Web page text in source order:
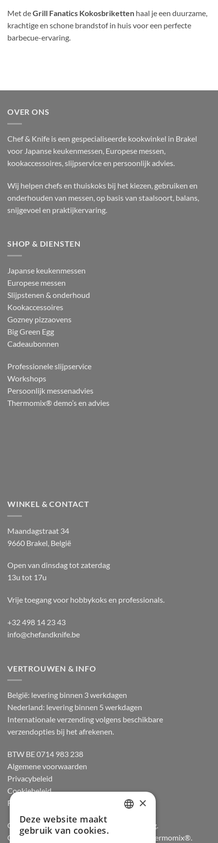
Met deGrill Fanatics Kokosbriketten haal je een duurzame,
krachtige en schone brandstof in huis voor een perfecte
barbecue-ervaring.
OVER ONS
Chef & Knife is een gespecialiseerde kookwinkel in Brakel
voor Japanse keukenmessen, Europese messen,
kookaccessoires, slijpservice en persoonlijk advies.
Wij helpen chefs en thuiskoks bij het kiezen, gebruiken en
onderhouden van messen, op basis van staalsoort, balans,
snijgevoel en praktijkervaring.
SHOP & DIENSTEN
Japanse keukenmessen
Europese messen
Slijpstenen & onderhoud
Kookaccessoires
Gozney pizzaovens
Big Green Egg
Cadeaubonnen
Professionele slijpservice
Workshops
Persoonlijk messenadvies
Thermomix® demo’s en advies
WINKEL & CONTACT
Maandagstraat 34
9660 Brakel, België
Open van dinsdag tot zaterdag
13u tot 17u
Vrije toegang voor hobbykoks en professionals.
+32 498 14 23 43
info@chefandknife.be
VERTROUWEN & INFO
België: levering binnen 3 werkdagen
Nederland: levering binnen 5 werkdagen
Internationale verzending volgens beschikbare
verzendopties bij het afrekenen.
BTW BE 0714 983 238
Algemene voorwaarden
Privacybeleid
Cookiebeleid
Retourneren
Officiële dealer van Gozney en Big Green Egg.
Officiële advisor en verdeler van Vorwerk Thermomix®.
×
Deze website maakt
gebruik van cookies.